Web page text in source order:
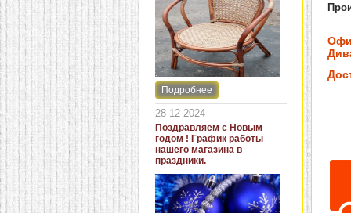
Интернет-магазин "Кровать
и диван" представляет
новинки стульев и кресел
для дачи. В ассортименте
представлены как
бюджетные модели из
пластика для дачи, так и
кресла для загородных
домов из натурального и
искусственного ротанга.
Подробнее
28-12-2024
Поздравляем с Новым
годом ! График работы
нашего магазина в
праздники.